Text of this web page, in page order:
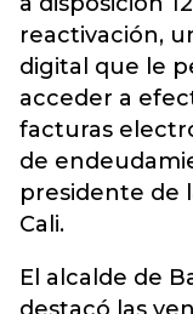
reactivación,
digital que le
acceder a
facturas
de
presidente de
Cali.
El alcalde de